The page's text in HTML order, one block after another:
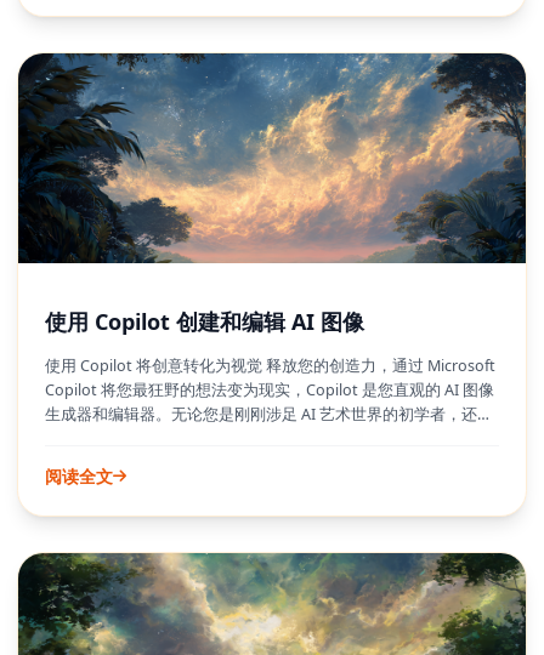
订阅者将保留免广告观看权益直至 2018 年 10 月 15 日。而那些在
享受不间断的直播，直至下次续订。这一决定标志着该平台战略
上的转变，旨在调整其产品和收入来源。
使用 Copilot 创建和编辑 AI 图像
使用 Copilot 将创意转化为视觉 释放您的创造力，通过 Microsoft
Copilot 将您最狂野的想法变为现实，Copilot 是您直观的 AI 图像
生成器和编辑器。无论您是刚刚涉足 AI 艺术世界的初学者，还是
个强大而易于使用的平台来制作独特的视觉效果。复杂的软件和
陡峭的学习曲线的日子已经一去不复返了；Copilot 使您能够通过
简单的文本提示生成令人惊叹的图像，让每个人都能轻松实现 AI
阅读全文